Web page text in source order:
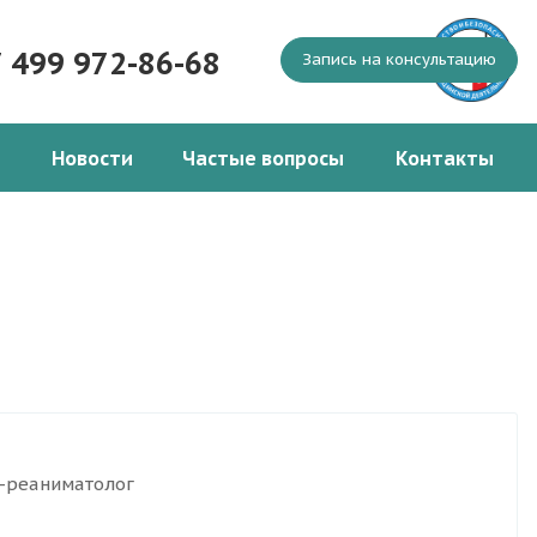
Запись на консультацию
499 972-86-68
Новости Частые вопросы Контакты
реаниматолог